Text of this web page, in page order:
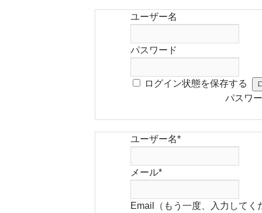
ユーザー名
パスワード
ログイン状態を保存する
パスワ
ユーザー名*
メール*
Email（もう一度、入力してく